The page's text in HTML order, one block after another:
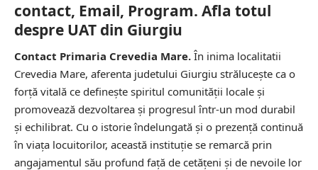
contact, Email, Program. Afla totul
despre UAT din Giurgiu
Contact Primaria Crevedia Mare. În inima localitatii
Crevedia Mare, aferenta judetului Giurgiu strălucește ca o
forță vitală ce definește spiritul comunității locale și
promovează dezvoltarea și progresul într-un mod durabil
și echilibrat. Cu o istorie îndelungată și o prezență continuă
în viața locuitorilor, această instituție se remarcă prin
angajamentul său profund față de cetățeni și de nevoile lor